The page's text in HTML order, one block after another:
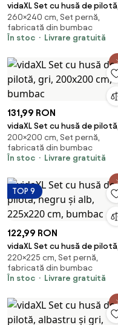
vidaXL Set cu husă de
albastru și gri, 260x240 cm,
bumbac
260×240 cm, Set pernă,
fabricată din bumbac
În stoc
Livrare gratuită
131,99 RON
vidaXL Set cu husă de
gri, 200x200 cm, bumbac
200×200 cm, Set pernă,
fabricată din bumbac
În stoc
Livrare gratuită
TOP 9
122,99 RON
vidaXL Set cu husă de
negru și alb, 225x220 cm,
bumbac
220×225 cm, Set pernă,
fabricată din bumbac
În stoc
Livrare gratuită